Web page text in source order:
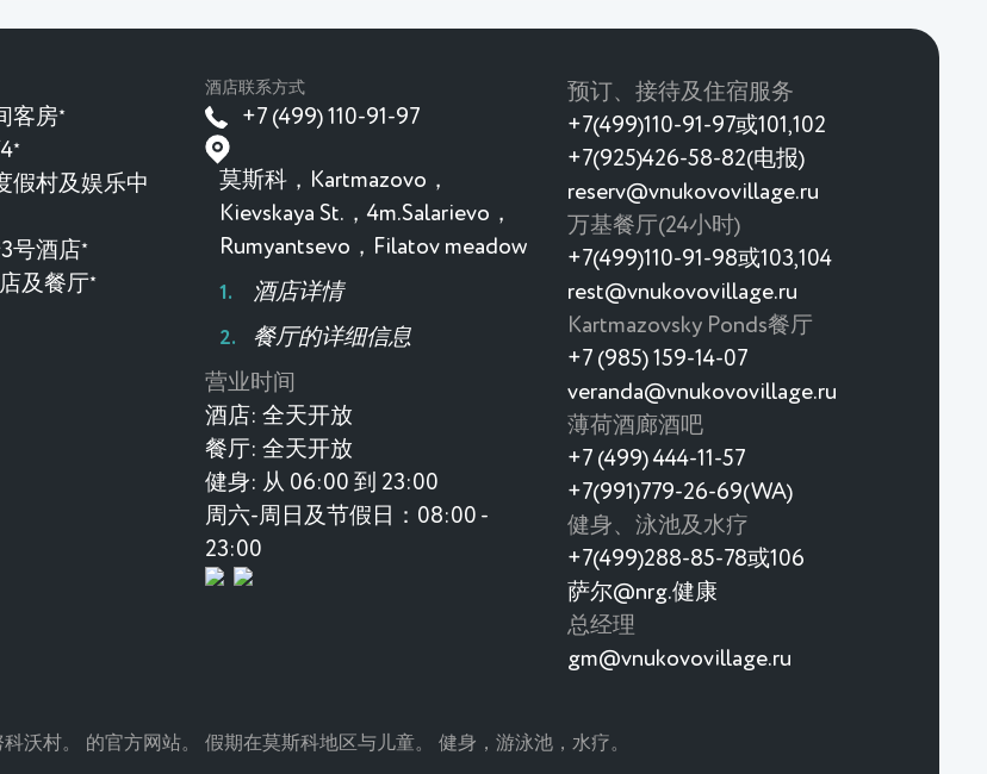
客房★
★
假村及娱乐中
号酒店 ★
及餐厅★
酒店联系方式
+7 (499) 110-91-97
莫斯科，Kartmazovo，
Kievskaya St.，4m.Salarievo，
Rumyantsevo，Filatov meadow
酒店详情
餐厅的详细信息
营业时间
酒店: 全天开放
餐厅: 全天开放
健身: 从 06:00 到 23:00
周六-周日及节假日：08:00 -
23:00
预订、接待及住宿服务
+7(499)110-91-97或101,102
+7(925)426-58-82(电报)
reserv@vnukovovillage.ru
万基餐厅(24小时)
+7(499)110-91-98或103,104
rest@vnukovovillage.ru
Kartmazovsky Ponds餐厅
+7 (985) 159-14-07
veranda@vnukovovillage.ru
薄荷酒廊酒吧
+7 (499) 444-11-57
+7(991)779-26-69(WA)
健身、泳池及水疗
+7(499)288-85-78或106
萨尔@nrg.健康
总经理
gm@vnukovovillage.ru
沃村。 的官方网站。 假期在莫斯科地区与儿童。 健身，游泳池，水疗。